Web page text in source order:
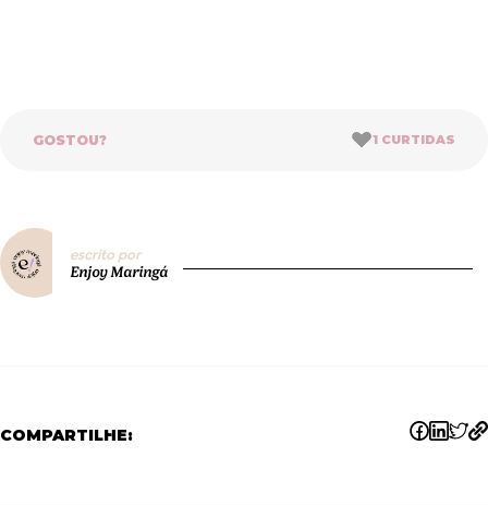
GOSTOU? 1 CURTIDAS
escrito por
Enjoy Maringá
COMPARTILHE: